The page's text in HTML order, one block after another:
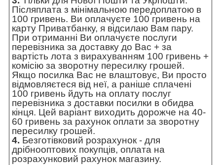
Післяплата з мінімальною передоплатою в
100 гривень. Ви оплачуєте 100 гривень на
карту Приватбанку, я відсилаю Вам пару.
При отриманні Ви оплачуєте послуги
перевізника за доставку до Вас + за
вартість лота з вирахуванням 100 гривень +
комісію за зворотну пересилку грошей.
Якщо посилка Вас не влаштовує, Ви просто
відмовляєтеся від неї, а раніше сплачені
100 гривень йдуть на оплату послуг
перевізника з доставки посилки в обидва
кінця. Цей варіант виходить дорожче на 40-
60 гривень за рахунок оплати за зворотну
пересилку грошей.
4. Безготівковий розрахунок - для
дрібнооптових покупців, оплата на
розрахунковий рахунок магазину.